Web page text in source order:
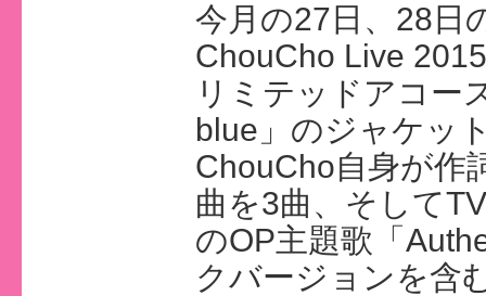
今月の27日、28日
ChouCho Live
リミテッドアコー
blue」のジャケッ
ChouCho自身が作
曲を3曲、そして
のOP主題歌「
クバージョンを含